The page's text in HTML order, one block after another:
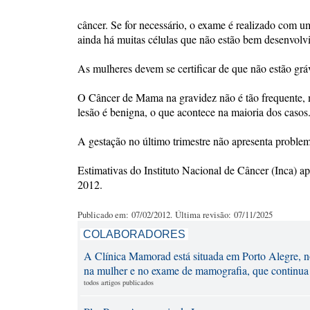
câncer. Se for necessário, o exame é realizado com
ainda há muitas células que não estão bem
As mulheres devem se certificar de que não estão
O Câncer de Mama na gravidez não é tão
lesão é benigna, o que acontece na maioria dos casos.
A gestação no último trimestre não apresenta
Estimativas do Instituto Nacional de Câncer (Inca)
2012.
Publicado em: 07/02/2012. Última revisão: 07/11/2025
COLABORADORES
A Clínica Mamorad está situada em Porto Alegre,
na mulher e no exame de mamografia, que
todos artigos publicados